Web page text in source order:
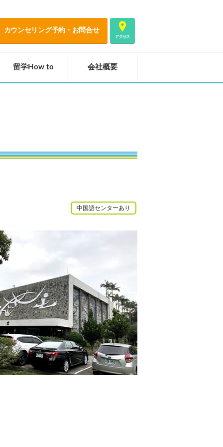
カウンセリング予約・お問合せ
アクセス
留学How to 会社概要
中国語センターあり